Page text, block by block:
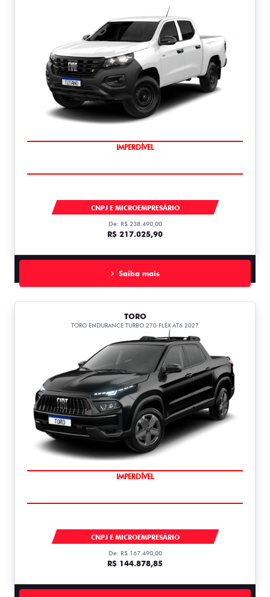
IMPERDÍVEL
CNPJ E MICROEMPRESÁRIO
De: R$ 238.490,00
R$ 217.025,90
Saiba mais
TORO
TORO ENDURANCE TURBO 270 FLEX AT6 2027
IMPERDÍVEL
CNPJ E MICROEMPRESÁRIO
De: R$ 167.490,00
R$ 144.878,85